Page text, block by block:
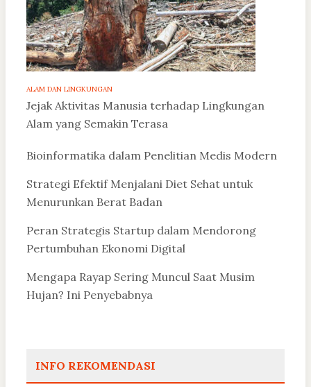
ALAM DAN LINGKUNGAN
Jejak Aktivitas Manusia terhadap Lingkungan
Alam yang Semakin Terasa
Bioinformatika dalam Penelitian Medis Modern
Strategi Efektif Menjalani Diet Sehat untuk
Menurunkan Berat Badan
Peran Strategis Startup dalam Mendorong
Pertumbuhan Ekonomi Digital
Mengapa Rayap Sering Muncul Saat Musim
Hujan? Ini Penyebabnya
INFO REKOMENDASI